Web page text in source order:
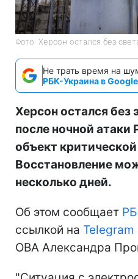
Фото: Херсон остался без
Не трать время на
РБК-Украина в Google
Херсон остался без
после ночной атаки
объект
Восстановление
несколько дней.
Об этом сообщает
ссылкой на Telegram
ОВА Александра